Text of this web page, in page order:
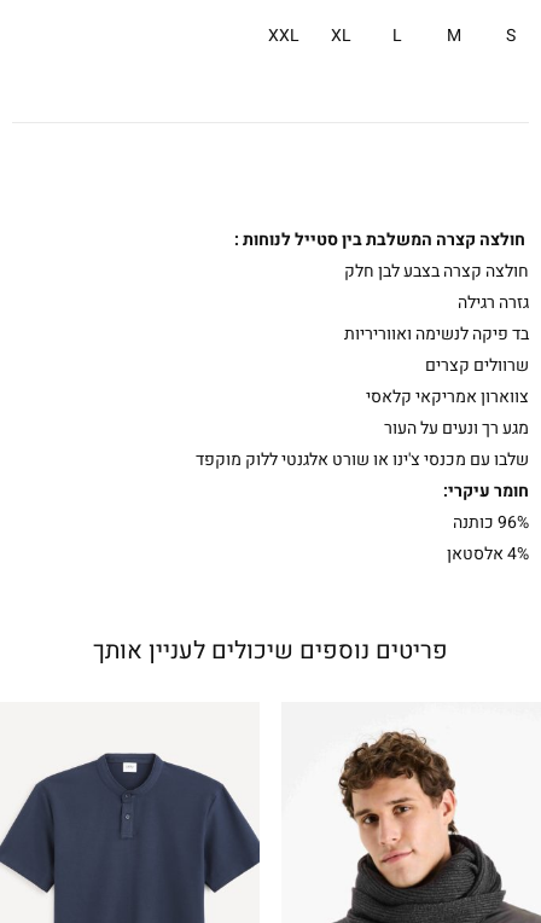
S
M
L
XL
XXL
חולצה קצרה המשלבת בין סטייל לנוחות :
חולצה קצרה בצבע לבן חלק
גזרה רגילה
בד פיקה לנשימה ואווריריות
שרוולים קצרים
צווארון אמריקאי קלאסי
מגע רך ונעים על העור
שלבו עם מכנסי צ'ינו או שורט אלגנטי ללוק מוקפד
חומר עיקרי:
96% כותנה
4% אלסטאן
פריטים נוספים שיכולים לעניין אותך